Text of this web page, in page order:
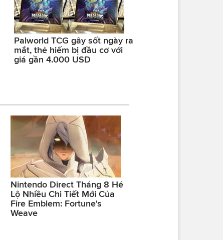
Palworld TCG gây sốt ngày ra
mắt, thẻ hiếm bị đầu cơ với
giá gần 4.000 USD
Nintendo Direct Tháng 8 Hé
Lộ Nhiều Chi Tiết Mới Của
Fire Emblem: Fortune's
Weave